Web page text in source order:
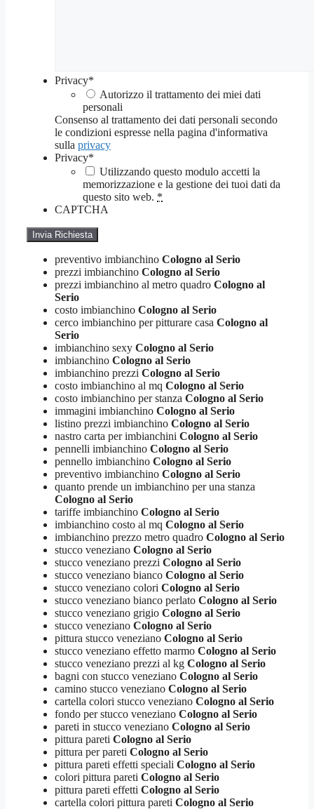
Privacy*
Autorizzo il trattamento dei miei dati
personali
Consenso al trattamento dei dati personali secondo
le condizioni espresse nella pagina d'informativa
sulla privacy
Privacy*
Utilizzando questo modulo accetti la
memorizzazione e la gestione dei tuoi dati da
questo sito web. *
CAPTCHA
preventivo imbianchino Cologno al Serio
prezzi imbianchino Cologno al Serio
prezzi imbianchino al metro quadro Cologno al
Serio
costo imbianchino Cologno al Serio
cerco imbianchino per pitturare casa Cologno al
Serio
imbianchino sexy Cologno al Serio
imbianchino Cologno al Serio
imbianchino prezzi Cologno al Serio
costo imbianchino al mq Cologno al Serio
costo imbianchino per stanza Cologno al Serio
immagini imbianchino Cologno al Serio
listino prezzi imbianchino Cologno al Serio
nastro carta per imbianchini Cologno al Serio
pennelli imbianchino Cologno al Serio
pennello imbianchino Cologno al Serio
preventivo imbianchino Cologno al Serio
quanto prende un imbianchino per una stanza
Cologno al Serio
tariffe imbianchino Cologno al Serio
imbianchino costo al mq Cologno al Serio
imbianchino prezzo metro quadro Cologno al Serio
stucco veneziano Cologno al Serio
stucco veneziano prezzi Cologno al Serio
stucco veneziano bianco Cologno al Serio
stucco veneziano colori Cologno al Serio
stucco veneziano bianco perlato Cologno al Serio
stucco veneziano grigio Cologno al Serio
stucco veneziano Cologno al Serio
pittura stucco veneziano Cologno al Serio
stucco veneziano effetto marmo Cologno al Serio
stucco veneziano prezzi al kg Cologno al Serio
bagni con stucco veneziano Cologno al Serio
camino stucco veneziano Cologno al Serio
cartella colori stucco veneziano Cologno al Serio
fondo per stucco veneziano Cologno al Serio
pareti in stucco veneziano Cologno al Serio
pittura pareti Cologno al Serio
pittura per pareti Cologno al Serio
pittura pareti effetti speciali Cologno al Serio
colori pittura pareti Cologno al Serio
pittura pareti effetti Cologno al Serio
cartella colori pittura pareti Cologno al Serio